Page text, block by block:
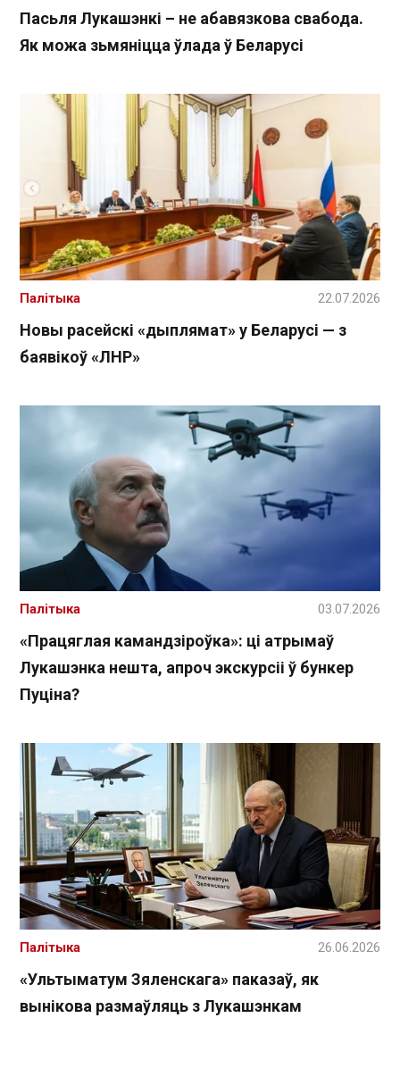
Пасьля Лукашэнкі – не абавязкова свабода.
Як можа зьмяніцца ўлада ў Беларусі
Новы расейскі «дыплямат» у Беларусі — з
баявікоў «ЛНР»
Палітыка 22.07.2026
«Працяглая камандзіроўка»: ці атрымаў
Лукашэнка нешта, апроч экскурсіі ў бункер
Пуціна?
Палітыка 03.07.2026
«Ультыматум Зяленскага» паказаў, як
вынікова размаўляць з Лукашэнкам
Палітыка 26.06.2026